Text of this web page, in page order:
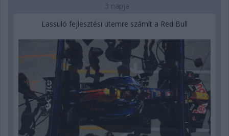
3 napja
Lassuló fejlesztési ütemre számít a Red Bull